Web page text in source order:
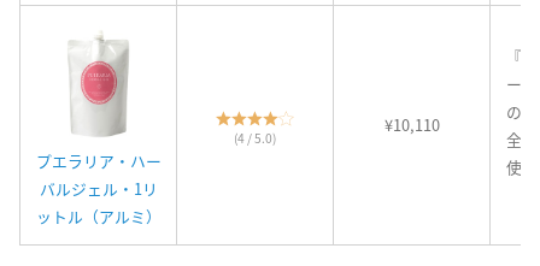
プエラリア・ハー
バルジェル・1リ
ットル（アルミ）
(4 / 5.0)
¥10,110
『
ー
の
全
使